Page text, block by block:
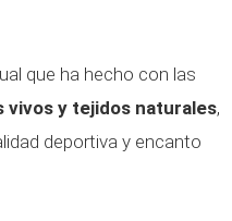
que ha hecho con las
vivos y tejidos naturales,
deportiva y encanto